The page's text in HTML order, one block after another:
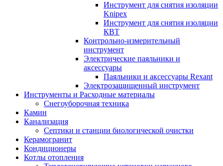
Инструмент для снятия изоляции
Knipex
Инструмент для снятия изоляции
КВТ
Контрольно-измерительный
инструмент
Электрические паяльники и
аксессуары
Паяльники и аксессуары Rexant
Электрозащищенный инструмент
Инструменты и Расходные материалы
Снегоуборочная техника
Камин
Канализация
Септики и станции биологической очистки
Керамогранит
Кондиционеры
Котлы отопления